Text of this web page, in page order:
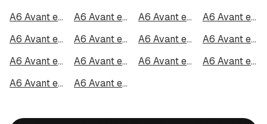
A6 Avant e-tron quattro i Halden
A6 Avant e-tron quattro i Lillehammer A6 Avant e-tron quattro i Molde
A6 Avant e-tron quattro i Kongsberg
A6 Avant e-tron quattro i Harstad
A6 Avant e-tron quattro i Gjøvik A6 Avant e-tron quattro i Sarpsborg
A6 Avant e-tron quattro i Sandefjord
A6 Avant e-tron quattro i Kristiansund
A6 Avant e-tron quattro i Tromsdalen A6 Avant e-tron quattro i Narvik
A6 Avant e-tron quattro i Steinkjer
A6 Avant e-tron quattro i Haugesund
A6 Avant e-tron quattro i Alta